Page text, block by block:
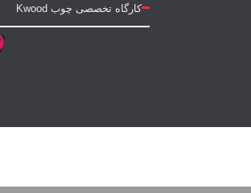
کارگاه تخصصی چوب Kwood